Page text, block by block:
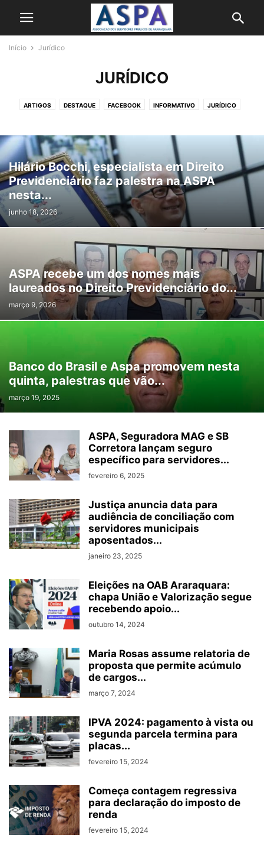
Início Jurídico
JURÍDICO
ARTIGOS DESTAQUE FACEBOOK INFORMATIVO JURÍDICO
Hilário Bocchi, especialista em Direito
Previdenciário faz palestra na ASPA
nesta...
junho 18, 2026
ASPA recebe um dos nomes mais
laureados no Direito Previdenciário do...
março 9, 2026
Banco do Brasil e Aspa promovem nesta
quinta, palestras que vão...
março 19, 2025
ASPA, Seguradora MAG e SB
Corretora lançam seguro
específico para servidores...
fevereiro 6, 2025
Justiça anuncia data para
audiência de conciliação com
servidores municipais
aposentados...
janeiro 23, 2025
Eleições na OAB Araraquara:
chapa União e Valorização segue
recebendo apoio...
outubro 14, 2024
Maria Rosas assume relatoria de
proposta que permite acúmulo
de cargos...
março 7, 2024
IPVA 2024: pagamento à vista ou
segunda parcela termina para
placas...
fevereiro 15, 2024
Começa contagem regressiva
para declaração do imposto de
renda
fevereiro 15, 2024